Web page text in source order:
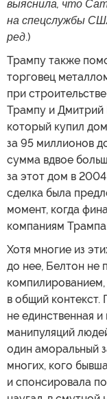
выяснила, что
на спецслужбы
ред.)
Трампу также
торговец
при
Трампу и Дмитрий
который купил
за 95 миллионов
сумма вдвое
за этот дом в
сделка была
момент, когда
компаниям
Хотя многие из
до нее, Белтон не
в общий
не единственная
манипуляций
один аморальный
многих, кого
и спонсировала